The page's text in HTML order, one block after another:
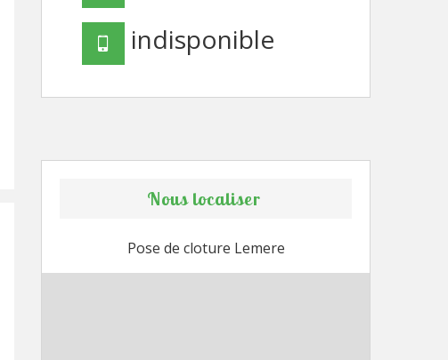
indisponible
Nous localiser
Pose de cloture Lemere